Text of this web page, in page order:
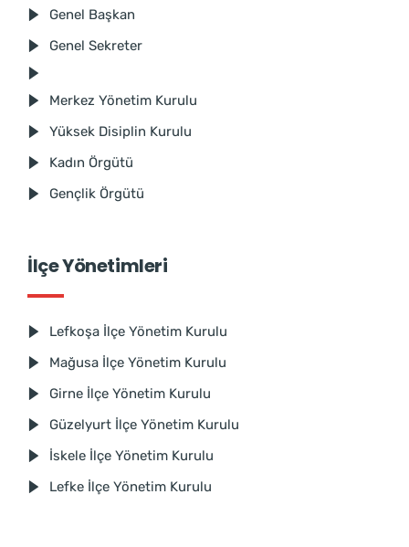
Genel Başkan
Genel Sekreter
Merkez Yönetim Kurulu
Yüksek Disiplin Kurulu
Kadın Örgütü
Gençlik Örgütü
İlçe Yönetimleri
Lefkoşa İlçe Yönetim Kurulu
Mağusa İlçe Yönetim Kurulu
Girne İlçe Yönetim Kurulu
Güzelyurt İlçe Yönetim Kurulu
İskele İlçe Yönetim Kurulu
Lefke İlçe Yönetim Kurulu